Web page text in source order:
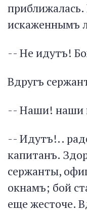
искаженнымъ
-- Не идутъ!
Вдругъ
-- Наши! наши
-- Идутъ!..
капитанъ.
сержанты,
окнамъ; бой
еще жесточе.